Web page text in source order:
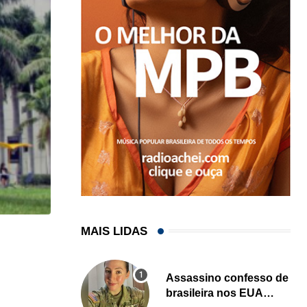
Açaí é reconhecido oficialmente como fruto
21/01/2026
MAIS LIDAS
Assassino confesso de
brasileira nos EUA